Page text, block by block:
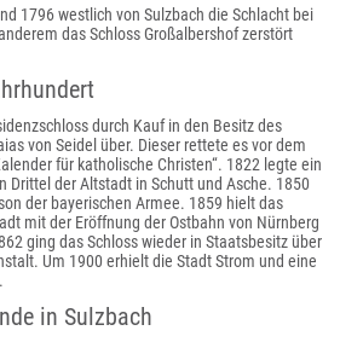
1796 westlich von Sulzbach die Schlacht bei
das Schloss Großalbershof zerstört
durch Kauf in den Besitz des
von Seidel über. Dieser rettete es vor dem
für katholische Christen“. 1822 legte ein
Drittel der Altstadt in Schutt und Asche. 1850
der bayerischen Armee. 1859 hielt das
mit der Eröffnung der Ostbahn von Nürnberg
ging das Schloss wieder in Staatsbesitz über
Um 1900 erhielt die Stadt Strom und eine
in Sulzbach